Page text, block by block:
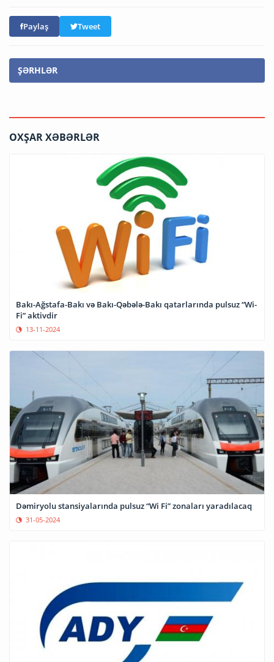
Paylaş Tweet
ŞƏRHLƏR
OXŞAR XƏBƏRLƏR
Bakı-Ağstafa-Bakı və Bakı-Qəbələ-Bakı qatarlarında pulsuz “Wi-
Fi” aktivdir
13-11-2024
Dəmiryolu stansiyalarında pulsuz “Wi Fi” zonaları yaradılacaq
31-05-2024